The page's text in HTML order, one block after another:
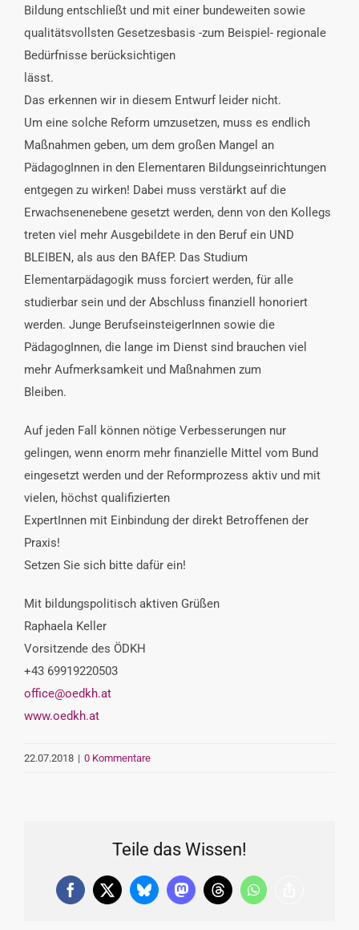
Bildung entschließt und mit einer bundeweiten sowie
qualitätsvollsten Gesetzesbasis -zum Beispiel- regionale
Bedürfnisse berücksichtigen
lässt.
Das erkennen wir in diesem Entwurf leider nicht.
Um eine solche Reform umzusetzen, muss es endlich
Maßnahmen geben, um dem großen Mangel an
PädagogInnen in den Elementaren Bildungseinrichtungen
entgegen zu wirken! Dabei muss verstärkt auf die
Erwachsenenebene gesetzt werden, denn von den Kollegs
treten viel mehr Ausgebildete in den Beruf ein UND
BLEIBEN, als aus den BAfEP. Das Studium
Elementarpädagogik muss forciert werden, für alle
studierbar sein und der Abschluss finanziell honoriert
werden. Junge BerufseinsteigerInnen sowie die
PädagogInnen, die lange im Dienst sind brauchen viel
mehr Aufmerksamkeit und Maßnahmen zum
Bleiben.
Auf jeden Fall können nötige Verbesserungen nur
gelingen, wenn enorm mehr finanzielle Mittel vom Bund
eingesetzt werden und der Reformprozess aktiv und mit
vielen, höchst qualifizierten
ExpertInnen mit Einbindung der direkt Betroffenen der
Praxis!
Setzen Sie sich bitte dafür ein!
Mit bildungspolitisch aktiven Grüßen
Raphaela Keller
Vorsitzende des ÖDKH
+43 69919220503
office@oedkh.at
www.oedkh.at
22.07.2018 | 0 Kommentare
Teile das Wissen!
Facebook
X BlueskyMastodonThreadsWhatsApp